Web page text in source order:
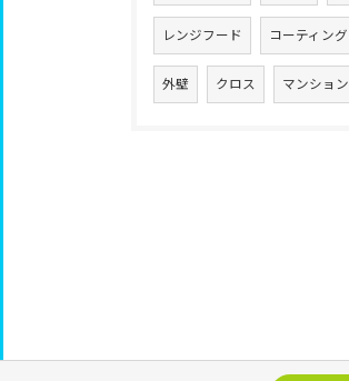
レンジフード コーティング
外壁 クロス マンション